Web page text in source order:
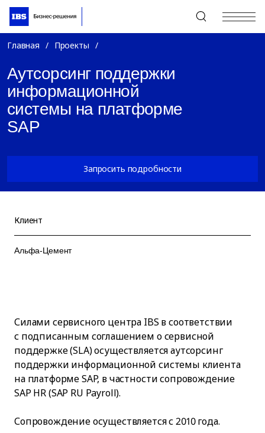
+7 (495) 967-80-80
Главная / Проекты /
Аутсорсинг поддержки
информационной
системы на платформе
SAP
Запросить подробности
Клиент
Альфа-Цемент
Силами сервисного центра IBS в соответствии
с подписанным соглашением о сервисной
поддержке (SLA) осуществляется аутсорсинг
поддержки информационной системы клиента
на платформе SAP, в частности сопровождение
SAP HR (SAP RU Payroll).
Сопровождение осуществляется с 2010 года.